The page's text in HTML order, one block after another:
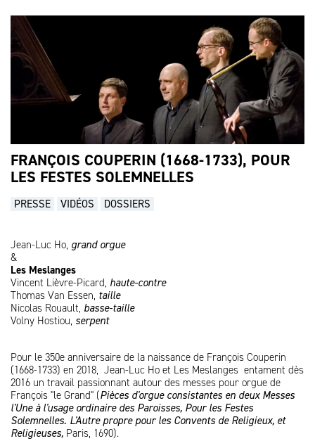
FRANÇOIS COUPERIN (1668-1733), POUR
LES FESTES SOLEMNELLES
PRESSE VIDÉOS DOSSIERS
Jean-Luc Ho, grand orgue
&
Les Meslanges
Vincent Lièvre-Picard, haute-contre
Thomas Van Essen, taille
Nicolas Rouault, basse-taille
Volny Hostiou, serpent
Pour le 350e anniversaire de la naissance de François Couperin
(1668-1733) en 2018, Jean-Luc Ho et Les Meslanges entament dès
2016 un travail passionnant autour des messes pour orgue de
François "le Grand" (Pièces d'orgue consistantes en deux Messes
l'Une à l'usage ordinaire des Paroisses, Pour les Festes
Solemnelles. L'Autre propre pour les Convents de Religieux, et
Religieuses, Paris, 1690).